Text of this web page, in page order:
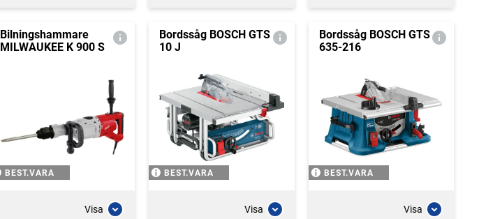
Bilningshammare
MILWAUKEE K 900 S
BEST.VARA
Visa
Bordssåg BOSCH GTS
10 J
BEST.VARA
Visa
Bordssåg BOSCH GTS
635-216
BEST.VARA
Visa